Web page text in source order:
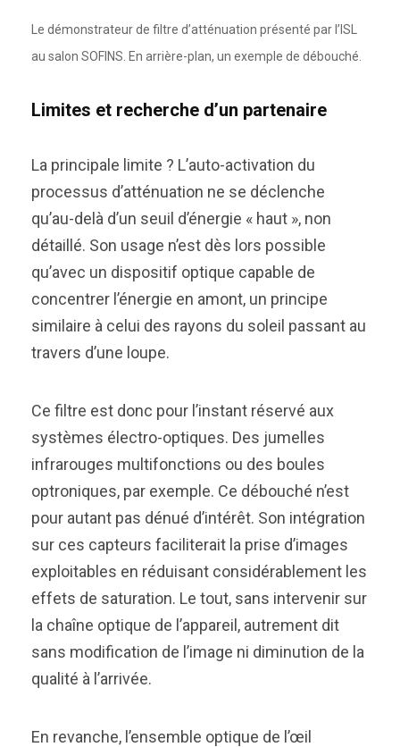
Le démonstrateur de filtre d’atténuation présenté par l’ISL
au salon SOFINS. En arrière-plan, un exemple de débouché.
Limites et recherche d’un partenaire
La principale limite ? L’auto-activation du
processus d’atténuation ne se déclenche
qu’au-delà d’un seuil d’énergie « haut », non
détaillé. Son usage n’est dès lors possible
qu’avec un dispositif optique capable de
concentrer l’énergie en amont, un principe
similaire à celui des rayons du soleil passant au
travers d’une loupe.
Ce filtre est donc pour l’instant réservé aux
systèmes électro-optiques. Des jumelles
infrarouges multifonctions ou des boules
optroniques, par exemple. Ce débouché n’est
pour autant pas dénué d’intérêt. Son intégration
sur ces capteurs faciliterait la prise d’images
exploitables en réduisant considérablement les
effets de saturation. Le tout, sans intervenir sur
la chaîne optique de l’appareil, autrement dit
sans modification de l’image ni diminution de la
qualité à l’arrivée.
En revanche, l’ensemble optique de l’œil